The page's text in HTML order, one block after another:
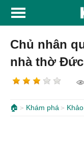
Chủ nhân
nhà thờ
🏠 Khám phá